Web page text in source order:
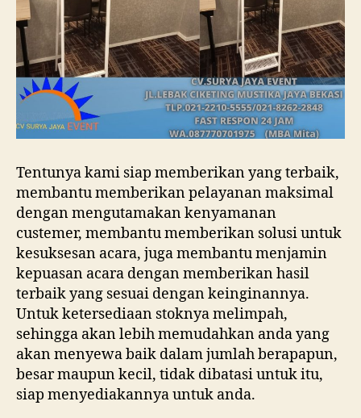
Tentunya kami siap memberikan yang terbaik,
membantu memberikan pelayanan maksimal
dengan mengutamakan kenyamanan
custemer, membantu memberikan solusi untuk
kesuksesan acara, juga membantu menjamin
kepuasan acara dengan memberikan hasil
terbaik yang sesuai dengan keinginannya.
Untuk ketersediaan stoknya melimpah,
sehingga akan lebih memudahkan anda yang
akan menyewa baik dalam jumlah berapapun,
besar maupun kecil, tidak dibatasi untuk itu,
siap menyediakannya untuk anda.